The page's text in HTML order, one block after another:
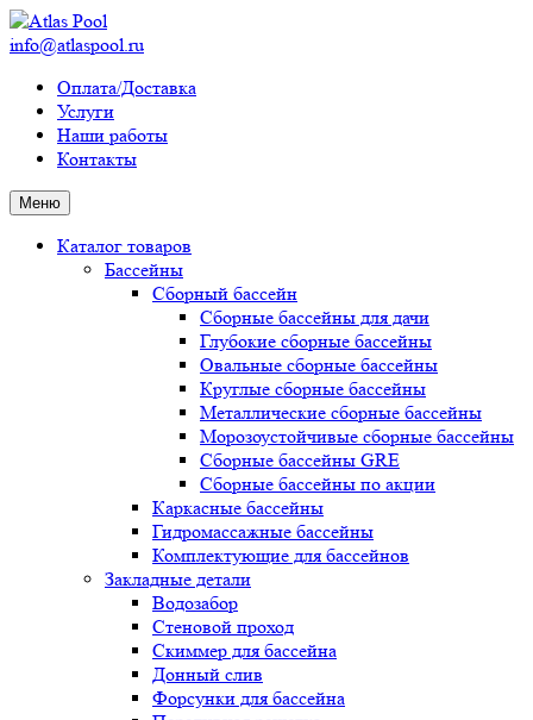
info@atlaspool.ru
Оплата/Доставка
Услуги
Наши работы
Контакты
Меню
Каталог товаров
Бассейны
Сборный бассейн
Сборные бассейны для дачи
Глубокие сборные бассейны
Овальные сборные бассейны
Круглые сборные бассейны
Металлические сборные бассейны
Морозоустойчивые сборные бассейны
Сборные бассейны GRE
Сборные бассейны по акции
Каркасные бассейны
Гидромассажные бассейны
Комплектующие для бассейнов
Закладные детали
Водозабор
Стеновой проход
Скиммер для бассейна
Донный слив
Форсунки для бассейна